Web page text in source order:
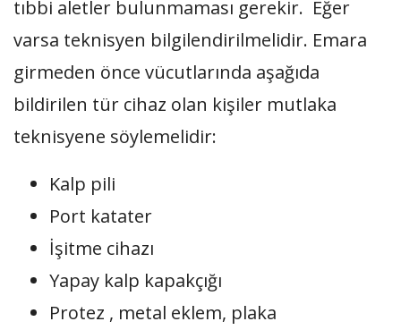
tıbbi aletler bulunmaması gerekir. Eğer
varsa teknisyen bilgilendirilmelidir. Emara
girmeden önce vücutlarında aşağıda
bildirilen tür cihaz olan kişiler mutlaka
teknisyene söylemelidir:
Kalp pili
Port katater
İşitme cihazı
Yapay kalp kapakçığı
Protez , metal eklem, plaka